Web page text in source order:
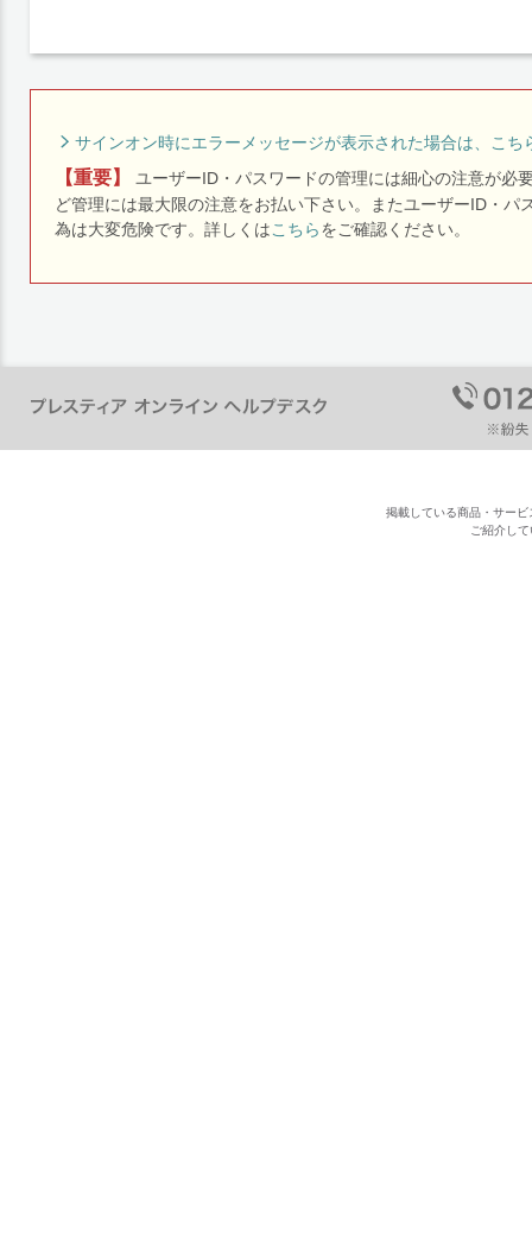
サインオン時にエラーメッセージが表示された場合は、こち
【重要】
ユーザーID・パスワードの管理には細心の注意が必
ど管理には最大限の注意をお払い下さい。またユーザーID・
為は大変危険です。詳しくはこちらをご確認ください。
掲載している商品・サー
ご紹介し